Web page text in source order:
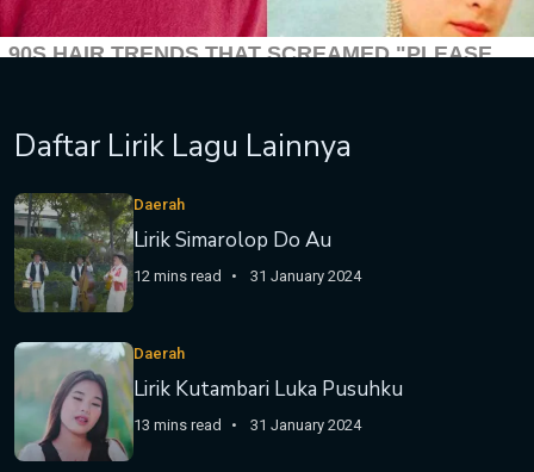
Daftar Lirik Lagu Lainnya
Daerah
Lirik Simarolop Do Au
12 mins read 31 January 2024
Daerah
Lirik Kutambari Luka Pusuhku
13 mins read 31 January 2024